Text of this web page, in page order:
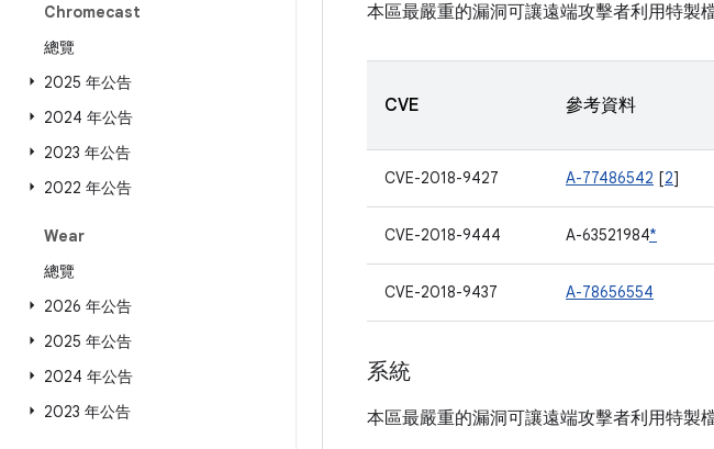
Chromecast
總覽
2025 年公告
2024 年公告
2023 年公告
2022 年公告
Wear
總覽
2026 年公告
2025 年公告
2024 年公告
2023 年公告
本區最嚴重的漏洞可讓遠端攻擊者利用特製
CVE 參考資料
CVE-2018-9427 A-77486542 [2]
CVE-2018-9444 A-63521984*
CVE-2018-9437 A-78656554
系統
本區最嚴重的漏洞可讓遠端攻擊者利用特製